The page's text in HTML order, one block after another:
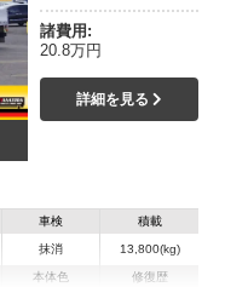
諸費用:
20.8万円
詳細を見る
車検
抹消
積載
13,800(kg)
本体色 修復歴